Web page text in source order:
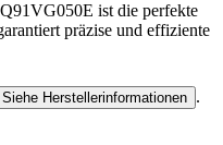
ist die perfekte
präzise und effiziente
Siehe Herstellerinformationen .